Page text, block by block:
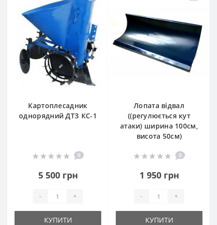
Картоплесадник
однорядний ДТЗ КС-1
0
5 500 грн
- +
КУПИТИ
Лопата відвал
((регулюється кут
атаки) ширина 100см,
висота 50см)
0
1 950 грн
- +
КУПИТИ